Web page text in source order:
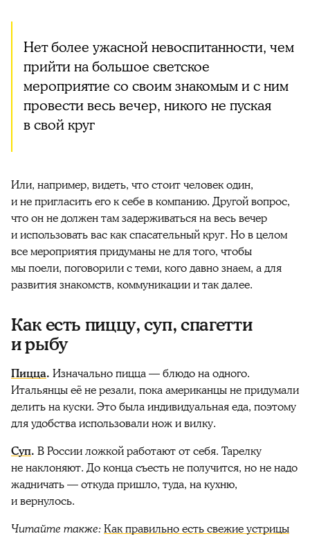
Нет более ужасной невоспитанности, чем
прийти на большое светское
мероприятие со своим знакомым и с ним
провести весь вечер, никого не пуская
в свой круг
Или, например, видеть, что стоит человек один,
и не пригласить его к себе в компанию. Другой вопрос,
что он не должен там задерживаться на весь вечер
и использовать вас как спасательный круг. Но в целом
все мероприятия придуманы не для того, чтобы
мы поели, поговорили с теми, кого давно знаем, а для
развития знакомств, коммуникации и так далее.
Как есть пиццу, суп, спагетти
и рыбу
Пицца. Изначально пицца — блюдо на одного.
Итальянцы её не резали, пока американцы не придумали
делить на куски. Это была индивидуальная еда, поэтому
для удобства использовали нож и вилку.
Суп. В России ложкой работают от себя. Тарелку
не наклоняют. До конца съесть не получится, но не надо
жадничать — откуда пришло, туда, на кухню,
и вернулось.
Читайте также:Как правильно есть свежие устрицы